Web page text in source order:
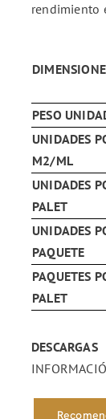
rendimiento
PESO
UNIDADES
M2/ML
UNIDADES
PALET
UNIDADES
PAQUETE
PAQUETES
PALET
DESCARGAS